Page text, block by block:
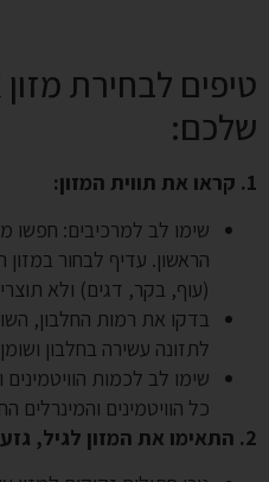
טיפים לבחירת
שלכם:
1. קראו את תווית המזון:
שימו לב למרכיבים: חפשו
הראשון. עדיף לבחור
(עוף, בקר, דגים) ולא תוצרי
בדקו את רמות החלבון,
לתזונה עשירה בחלבון
שימו לב לכמות
כל הוויטמינים והמינרלים
2. התאימו את המזון לגיל, גזע ורמת פעילות החתול: